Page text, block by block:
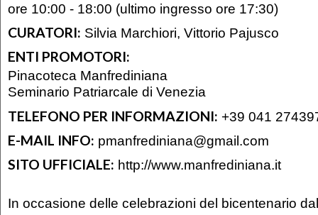
ore 10:00 - 18:00 (ultimo ingresso ore 17:30)
CURATORI: Silvia Marchiori, Vittorio Pajusco
ENTI PROMOTORI:
Pinacoteca Manfrediniana
Seminario Patriarcale di Venezia
TELEFONO PER INFORMAZIONI: +39 041
E-MAIL INFO: pmanfrediniana@gmail.com
SITO UFFICIALE: http://www.manfrediniana.it
In occasione delle celebrazioni del bicentenario